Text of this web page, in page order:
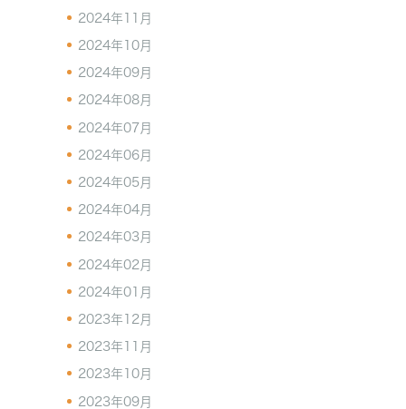
2024年11月
2024年10月
2024年09月
2024年08月
2024年07月
2024年06月
2024年05月
2024年04月
2024年03月
2024年02月
2024年01月
2023年12月
2023年11月
2023年10月
2023年09月